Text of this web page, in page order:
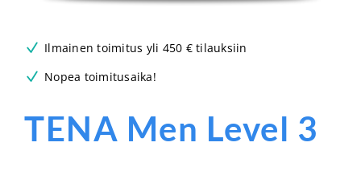
Ilmainen toimitus yli 450 € tilauksiin
Nopea toimitusaika!
TENA Men Level 3